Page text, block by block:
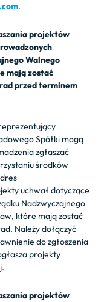
.
projektów
Walnego
mają zostać
przed terminem
Spółki mogą
zgłaszać
środków
uchwał dotyczące
Nadzwyczajnego
które mają zostać
Należy dołączyć
do zgłoszenia
projekty
projektów